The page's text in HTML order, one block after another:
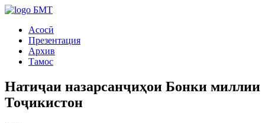
БМТ
Асосӣ
Презентация
Архив
Тамос
Натиҷаи назарсанҷиҳои Бонки миллии
Тоҷикистон